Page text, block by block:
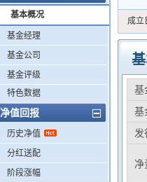
基本概况
基金经理
基金公司
基金评级
特色数据
净值回报
历史净值
分红送配
阶段涨幅
成立
基
基
发
净